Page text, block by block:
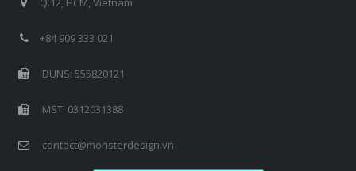
+84 909 333 021
DUNS: 555820121
MST: 0312031388
contact@monsterdesign.vn